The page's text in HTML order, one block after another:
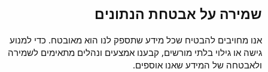
שמירה על אבטחת הנתונים
אנו מחויבים להבטיח שכל מידע שתספק לנו הוא מאובטח. כדי למנוע
גישה או גילוי בלתי מורשים, קבענו אמצעים ונהלים מתאימים לשמירה
ולאבטחה של המידע שאנו אוספים.